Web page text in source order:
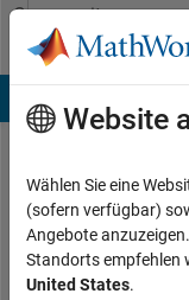
Weiter zum Inhalt
Community
Profile
Petr
Kolar
Last
Website
Wählen Sie eine
(sofern verfügbar)
Angebote
Standorts empfehlen
United States.